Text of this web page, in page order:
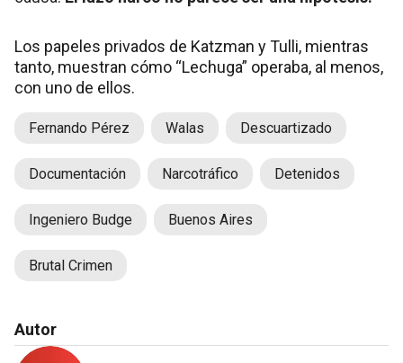
Los papeles privados de Katzman y Tulli, mientras
tanto, muestran cómo “Lechuga” operaba, al menos,
con uno de ellos.
Fernando Pérez Walas Descuartizado
Documentación Narcotráfico Detenidos
Ingeniero Budge Buenos Aires
Brutal Crimen
Autor